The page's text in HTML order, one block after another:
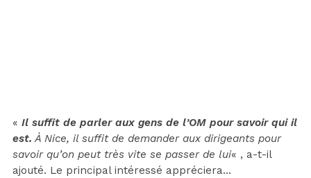
« Il suffit de parler aux gens de l’OM pour savoir qui il
est. À Nice, il suffit de demander aux dirigeants pour
savoir qu’on peut très vite se passer de lui« , a-t-il
ajouté. Le principal intéressé appréciera…